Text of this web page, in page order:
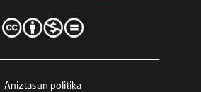
Aniztasun politika